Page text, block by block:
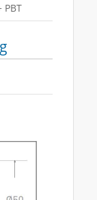
PBT